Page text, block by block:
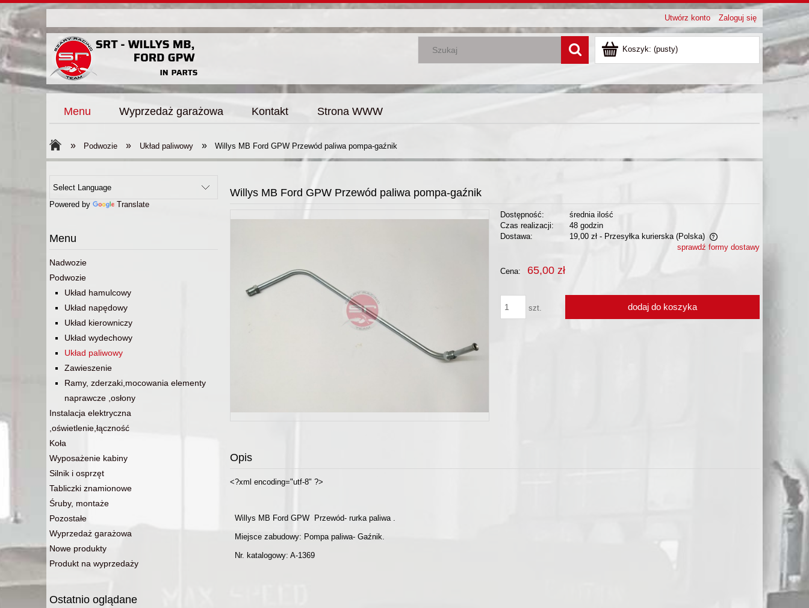
Utwórz konto Zaloguj się
Koszyk: (pusty)
Menu Wyprzedaż garażowa Kontakt Strona WWW
» Podwozie » Układ paliwowy » Willys MB Ford GPW Przewód paliwa pompa-gaźnik
Powered by Translate
Menu
Nadwozie
Podwozie
Układ hamulcowy
Układ napędowy
Układ kierowniczy
Układ wydechowy
Układ paliwowy
Zawieszenie
Ramy, zderzaki,mocowania elementy
naprawcze ,osłony
Instalacja elektryczna
,oświetlenie,łączność
Koła
Wyposażenie kabiny
Silnik i osprzęt
Tabliczki znamionowe
Śruby, montaże
Pozostałe
Wyprzedaż garażowa
Nowe produkty
Produkt na wyprzedaży
Ostatnio oglądane
Willys MB Ford GPW Przewód paliwa pompa-gaźnik
Dostępność:
średnia ilość
Czas realizacji:
48 godzin
Dostawa:
19,00 zł - Przesyłka kurierska (Polska)
płatności
sprawdź formy dostawy
Cena: 65,00 zł
szt. dodaj do koszyka
Opis
<?xml encoding="utf-8" ?>
Willys MB Ford GPW Przewód- rurka paliwa .
Miejsce zabudowy: Pompa paliwa- Gaźnik.
Nr. katalogowy: A-1369